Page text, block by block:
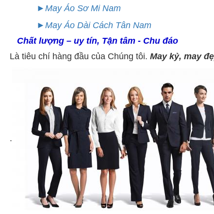
►May Áo Sơ Mi Nam
►May Áo Dài Cách Tân Nam
Chất lượng – uy tín, Tận tâm - Chu đáo
Là tiêu chí hàng đầu của Chúng tôi. May kỷ, may
.